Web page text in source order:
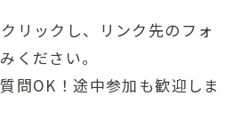
リックし、リンク先のフォ
ください。
問OK！途中参加も歓迎しま